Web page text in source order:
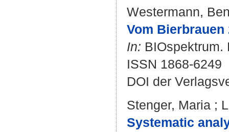
Westermann,
Vom
In: BIOspektrum.
ISSN 1868-6249
DOI der
Stenger, Maria ;
Systematic